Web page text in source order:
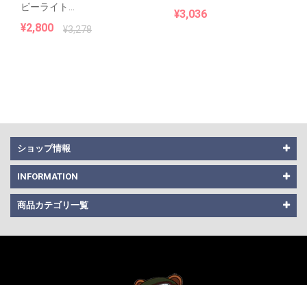
ビーライト...
¥2,800 ¥3,278
¥3,036
ショップ情報
INFORMATION
商品カテゴリ一覧